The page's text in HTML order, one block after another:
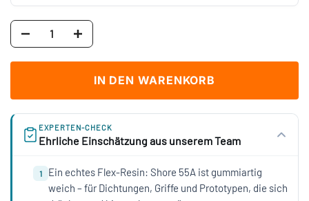
IN DEN WARENKORB
EXPERTEN-CHECK
Ehrliche Einschätzung aus unserem Team
1
Ein echtes Flex-Resin: Shore 55A ist gummiartig
weich – für Dichtungen, Griffe und Prototypen, die sich